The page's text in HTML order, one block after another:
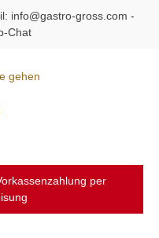
info@gastro-gross.com -
Chat
per